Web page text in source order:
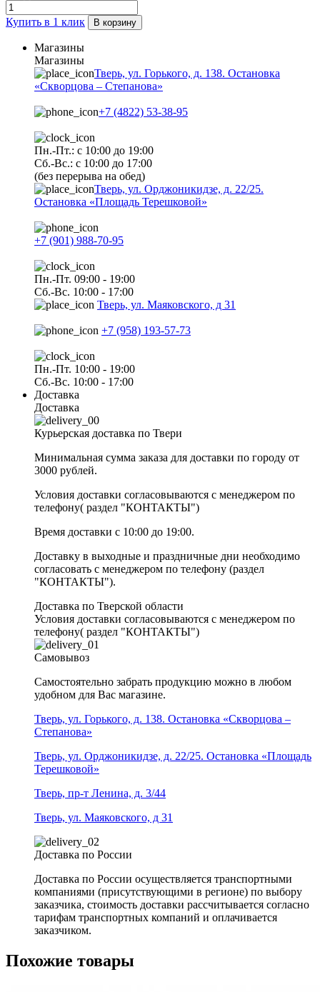
Купить в 1 клик В корзину
Магазины
Магазины
Тверь, ул. Горького, д. 138. Остановка
«Скворцова – Степанова»
+7 (4822) 53-38-95
Пн.-Пт.: с 10:00 до 19:00
Сб.-Вс.: с 10:00 до 17:00
(без перерыва на обед)
Тверь, ул. Орджоникидзе, д. 22/25.
Остановка «Площадь Терешковой»
+7 (901) 988-70-95
Пн.-Пт. 09:00 - 19:00
Сб.-Вс. 10:00 - 17:00
Тверь, ул. Маяковского, д 31
+7 (958) 193-57-73
Пн.-Пт. 10:00 - 19:00
Сб.-Вс. 10:00 - 17:00
Доставка
Доставка
Курьерская доставка по Твери
Минимальная сумма заказа для доставки по городу от
3000 рублей.
Условия доставки согласовываются с менеджером по
телефону( раздел "КОНТАКТЫ")
Время доставки с 10:00 до 19:00.
Доставку в выходные и праздничные дни необходимо
согласовать с менеджером по телефону (раздел
"КОНТАКТЫ").
Доставка по Тверской области
Условия доставки согласовываются с менеджером по
телефону( раздел "КОНТАКТЫ")
Самовывоз
Самостоятельно забрать продукцию можно в любом
удобном для Вас магазине.
Тверь, ул. Горького, д. 138. Остановка «Скворцова –
Степанова»
Тверь, ул. Орджоникидзе, д. 22/25. Остановка «Площадь
Терешковой»
Тверь, пр-т Ленина, д. 3/44
Тверь, ул. Маяковского, д 31
Доставка по России
Доставка по России осуществляется транспортными
компаниями (присутствующими в регионе) по выбору
заказчика, стоимость доставки рассчитывается согласно
тарифам транспортных компаний и оплачивается
заказчиком.
Похожие товары